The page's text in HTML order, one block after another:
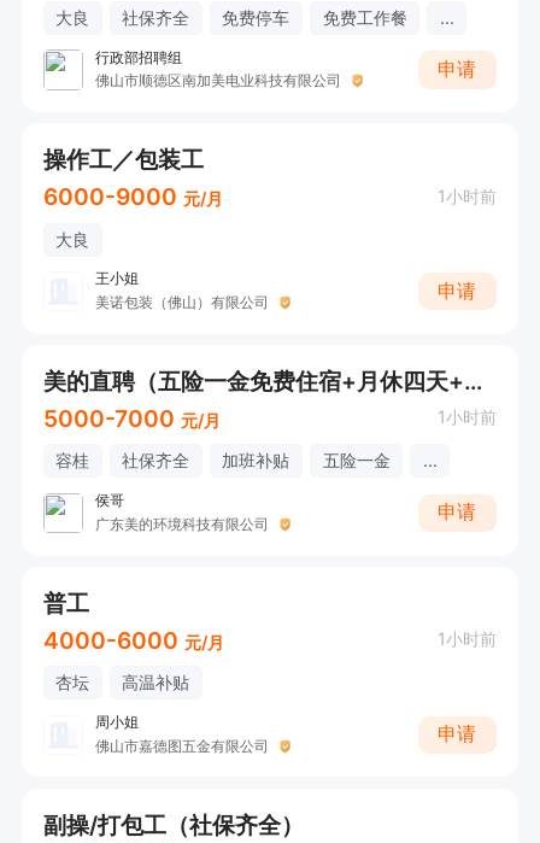
大良 社保齐全 免费停车 免费工作餐 ...
行政部招聘组
佛山市顺德区南加美电业科技有限公司
申请
操作工／包装工
6000-9000 元/月 1小时前
大良
王小姐
美诺包装（佛山）有限公司
申请
美的直聘（五险一金免费住宿+月休四天+年底双薪）
5000-7000 元/月 1小时前
容桂 社保齐全 加班补贴 五险一金 ...
侯哥
广东美的环境科技有限公司
申请
普工
4000-6000 元/月 1小时前
杏坛 高温补贴
周小姐
佛山市嘉德图五金有限公司
申请
副操/打包工（社保齐全）